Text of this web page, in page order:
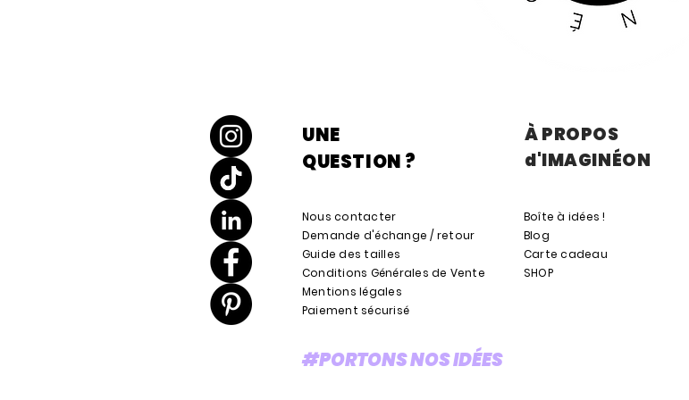
UNE
QUESTION ?
À PROPOS
d'IMAGINÉON
Nous contacter
Demande d'échange / retour
Guide des tailles
Conditions Générales de Vente
Mentions légales
Paiement sécurisé
Boîte à idées !
Blog
Carte cadeau
SHOP
#PORTONS NOS IDÉES